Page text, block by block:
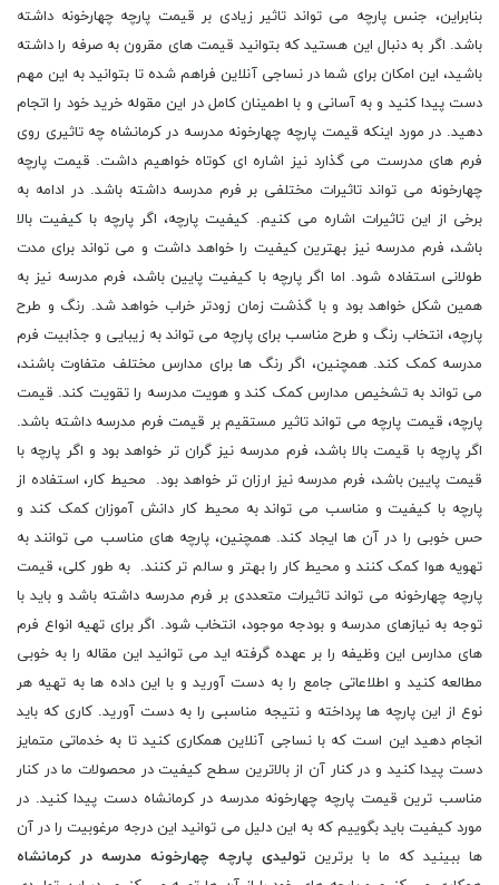
بنابراین، جنس پارچه می تواند تاثیر زیادی بر قیمت پارچه چهارخونه داشته
باشد. اگر به دنبال این هستید که بتوانید قیمت های مقرون به صرفه را داشته
باشید، این امکان برای شما در نساجی آنلاین فراهم شده تا بتوانید به این مهم
دست پیدا کنید و به آسانی و با اطمینان کامل در این مقوله خرید خود را اتجام
دهید. در مورد اینکه قیمت پارچه چهارخونه مدرسه در کرمانشاه چه تاثیری روی
فرم های مدرست می گذارد نیز اشاره ای کوتاه خواهیم داشت. قیمت پارچه
چهارخونه می تواند تاثیرات مختلفی بر فرم مدرسه داشته باشد. در ادامه به
برخی از این تاثیرات اشاره می کنیم. کیفیت پارچه، اگر پارچه با کیفیت بالا
باشد، فرم مدرسه نیز بهترین کیفیت را خواهد داشت و می تواند برای مدت
طولانی استفاده شود. اما اگر پارچه با کیفیت پایین باشد، فرم مدرسه نیز به
همین شکل خواهد بود و با گذشت زمان زودتر خراب خواهد شد. رنگ و طرح
پارچه، انتخاب رنگ و طرح مناسب برای پارچه می تواند به زیبایی و جذابیت فرم
مدرسه کمک کند. همچنین، اگر رنگ ها برای مدارس مختلف متفاوت باشند،
می تواند به تشخیص مدارس کمک کند و هویت مدرسه را تقویت کند. قیمت
پارچه، قیمت پارچه می تواند تاثیر مستقیم بر قیمت فرم مدرسه داشته باشد.
اگر پارچه با قیمت بالا باشد، فرم مدرسه نیز گران تر خواهد بود و اگر پارچه با
قیمت پایین باشد، فرم مدرسه نیز ارزان تر خواهد بود. محیط کار، استفاده از
پارچه با کیفیت و مناسب می تواند به محیط کار دانش آموزان کمک کند و
حس خوبی را در آن ها ایجاد کند. همچنین، پارچه های مناسب می توانند به
تهویه هوا کمک کنند و محیط کار را بهتر و سالم تر کنند. به طور کلی، قیمت
پارچه چهارخونه می تواند تاثیرات متعددی بر فرم مدرسه داشته باشد و باید با
توجه به نیازهای مدرسه و بودجه موجود، انتخاب شود. اگر برای تهیه انواع فرم
های مدارس این وظیفه را بر عهده گرفته اید می توانید این مقاله را به خوبی
مطالعه کنید و اطلاعاتی جامع را به دست آورید و با این داده ها به تهیه هر
نوع از این پارچه ها پرداخته و نتیجه مناسبی را به دست آورید. کاری که باید
انجام دهید این است که با نساجی آنلاین همکاری کنید تا به خدماتی متمایز
دست پیدا کنید و در کنار آن از بالاترین سطح کیفیت در محصولات ما در کنار
مناسب ترین قیمت پارچه چهارخونه مدرسه در کرمانشاه دست پیدا کنید. در
مورد کیفیت باید بگوییم که به این دلیل می توانید این درجه مرغوبیت را در آن
ها ببینید که ما با برترین تولیدی پارچه چهارخونه مدرسه در کرمانشاه